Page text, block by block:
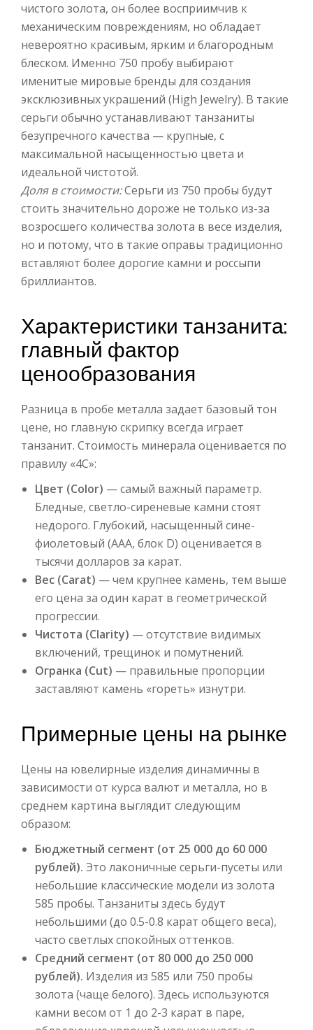
чистого золота, он более восприимчив к
механическим повреждениям, но обладает
невероятно красивым, ярким и благородным
блеском. Именно 750 пробу выбирают
именитые мировые бренды для создания
эксклюзивных украшений (High Jewelry). В такие
серьги обычно устанавливают танзаниты
безупречного качества — крупные, с
максимальной насыщенностью цвета и
идеальной чистотой.
Доля в стоимости:Серьги из 750 пробы будут
стоить значительно дороже не только из-за
возросшего количества золота в весе изделия,
но и потому, что в такие оправы традиционно
вставляют более дорогие камни и россыпи
бриллиантов.
Характеристики танзанита:
главный фактор
ценообразования
Разница в пробе металла задает базовый тон
цене, но главную скрипку всегда играет
танзанит. Стоимость минерала оценивается по
правилу «4С»:
Цвет (Color) — самый важный параметр.
Бледные, светло-сиреневые камни стоят
недорого. Глубокий, насыщенный сине-
фиолетовый (AAA, блок D) оценивается в
тысячи долларов за карат.
Вес (Carat) — чем крупнее камень, тем выше
его цена за один карат в геометрической
прогрессии.
Чистота (Clarity) — отсутствие видимых
включений, трещинок и помутнений.
Огранка (Cut) — правильные пропорции
заставляют камень «гореть» изнутри.
Примерные цены на рынке
Цены на ювелирные изделия динамичны в
зависимости от курса валют и металла, но в
среднем картина выглядит следующим
образом:
Бюджетный сегмент (от 25 000 до 60 000
рублей). Это лаконичные серьги-пусеты или
небольшие классические модели из золота
585 пробы. Танзаниты здесь будут
небольшими (до 0.5-0.8 карат общего веса),
часто светлых спокойных оттенков.
Средний сегмент (от 80 000 до 250 000
рублей). Изделия из 585 или 750 пробы
золота (чаще белого). Здесь используются
камни весом от 1 до 2-3 карат в паре,